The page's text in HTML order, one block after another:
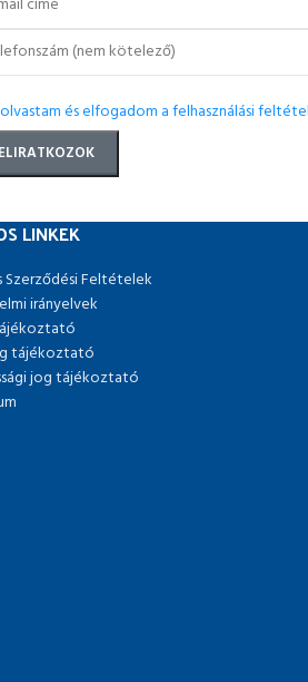
és elfogadom a felhasználási
LINKEK
Szerződési Feltételek
irányelvek
tájékoztató
jog tájékoztató